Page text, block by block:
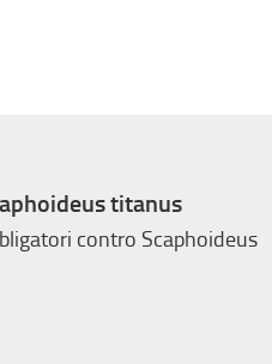
titanus
contro Scaphoideus